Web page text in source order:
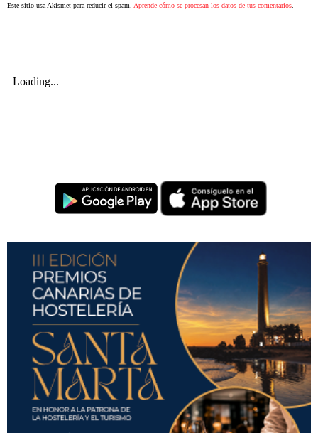
Este sitio usa Akismet para reducir el spam. Aprende cómo se procesan los datos de tus comentarios